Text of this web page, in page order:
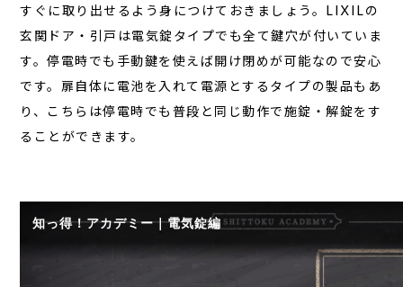
すぐに取り出せるよう身につけておきましょう。 LIXILの
玄関ドア・引戸は電気錠タイプでも全て鍵穴が付いていま
す。停電時でも手動鍵を使えば開け閉めが可能なので安心
です。扉自体に電池を入れて電源とするタイプの製品もあ
り、こちらは停電時でも普段と同じ動作で施錠・解錠をす
ることができます。